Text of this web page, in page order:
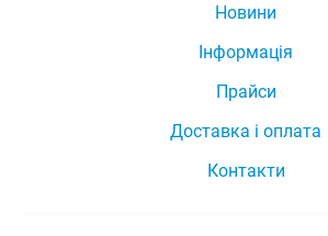
Новини
Інформація
Прайси
Доставка і оплата
Контакти